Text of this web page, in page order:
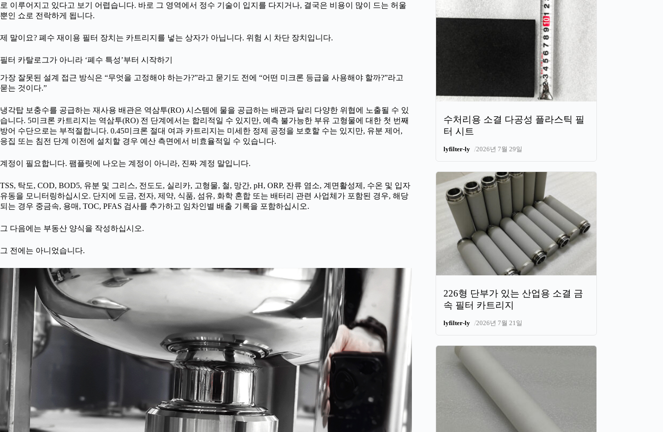
로 이루어지고 있다고 보기 어렵습니다. 바로 그 영역에서 정수 기술이 입지를 다지거나, 결국은 비용이 많이 드는 허울
뿐인 쇼로 전락하게 됩니다.
제 말이요? 폐수 재이용 필터 장치는 카트리지를 넣는 상자가 아닙니다. 위험 시 차단 장치입니다.
필터 카탈로그가 아니라 ‘폐수 특성’부터 시작하기
가장 잘못된 설계 접근 방식은 “무엇을 고정해야 하는가?”라고 묻기도 전에 “어떤 미크론 등급을 사용해야 할까?”라고
묻는 것이다.”
냉각탑 보충수를 공급하는 재사용 배관은 역삼투(RO) 시스템에 물을 공급하는 배관과 달리 다양한 위협에 노출될 수 있
습니다. 5미크론 카트리지는 역삼투(RO) 전 단계에서는 합리적일 수 있지만, 예측 불가능한 부유 고형물에 대한 첫 번째
방어 수단으로는 부적절합니다. 0.45미크론 절대 여과 카트리지는 미세한 정제 공정을 보호할 수는 있지만, 유분 제어,
응집 또는 침전 단계 이전에 설치할 경우 예산 측면에서 비효율적일 수 있습니다.
계정이 필요합니다. 팸플릿에 나오는 계정이 아니라, 진짜 계정 말입니다.
TSS, 탁도, COD, BOD5, 유분 및 그리스, 전도도, 실리카, 고형물, 철, 망간, pH, ORP, 잔류 염소, 계면활성제, 수온 및 입자
유동을 모니터링하십시오. 단지에 도금, 전자, 제약, 식품, 섬유, 화학 혼합 또는 배터리 관련 사업체가 포함된 경우, 해당
되는 경우 중금속, 용매, TOC, PFAS 검사를 추가하고 임차인별 배출 기록을 포함하십시오.
그 다음에는 부동산 양식을 작성하십시오.
그 전에는 아니었습니다.
수처리용 소결 다공성 플라스틱 필
터 시트
lyfilter-ly /2026년 7월 29일
226형 단부가 있는 산업용 소결 금
속 필터 카트리지
lyfilter-ly /2026년 7월 21일